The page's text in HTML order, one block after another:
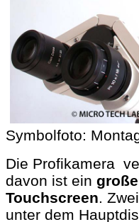
Symbolfoto:
Die Profikamera
davon ist ein
Touchscreen.
unter dem